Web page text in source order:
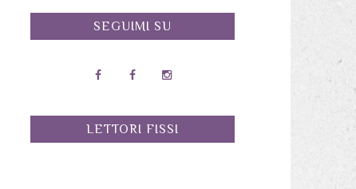
SEGUIMI SU
LETTORI FISSI